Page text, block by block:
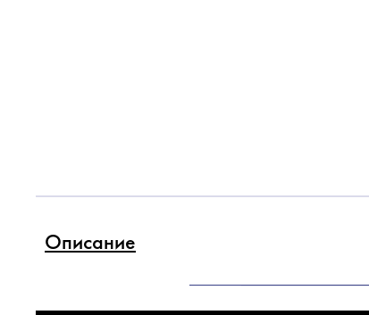
Описание